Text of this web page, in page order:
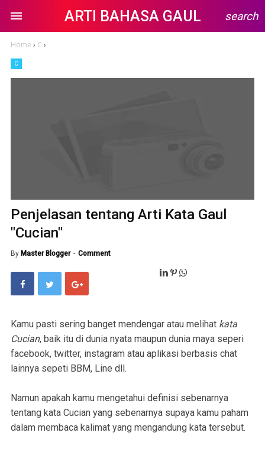
ARTI BAHASA GAUL search
Home › C ›
C
Penjelasan tentang Arti Kata Gaul
"Cucian"
By Master Blogger Comment
Kamu pasti sering banget mendengar atau melihat kata
Cucian, baik itu di dunia nyata maupun dunia maya seperi
facebook, twitter, instagram atau aplikasi berbasis chat
lainnya sepeti BBM, Line dll.
Namun apakah kamu mengetahui definisi sebenarnya
tentang kata Cucian yang sebenarnya supaya kamu paham
dalam membaca kalimat yang mengandung kata tersebut.